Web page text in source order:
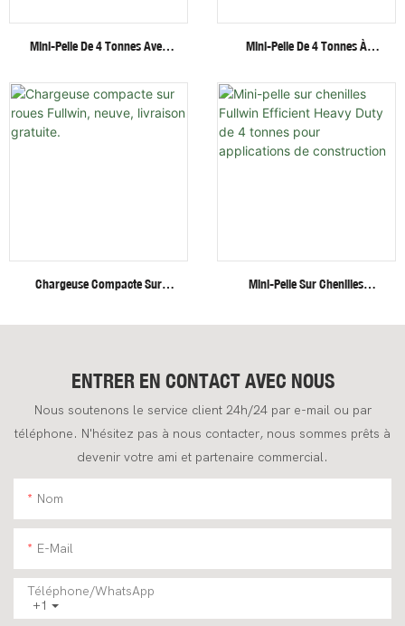
Mini-Pelle De 4 Tonnes Avec
Et Système Hydraulique
Puissant Et Fiable
Mini-Pelle De 4 Tonnes À
Invisible Haute Et Basse
Vitesse À Haut Rendement
Chargeuse Compacte Sur
Livraison Gratuite.
Mini-Pelle Sur Chenilles
4 Tonnes Pour Applications De
ENTRER EN CONTACT AVEC NOUS
Nous soutenons le service client 24h/24 par e-mail ou par
téléphone. N'hésitez pas à nous contacter, nous sommes prêts à
devenir votre ami et partenaire commercial.
Nom
E-Mail
+1
Téléphone/WhatsApp